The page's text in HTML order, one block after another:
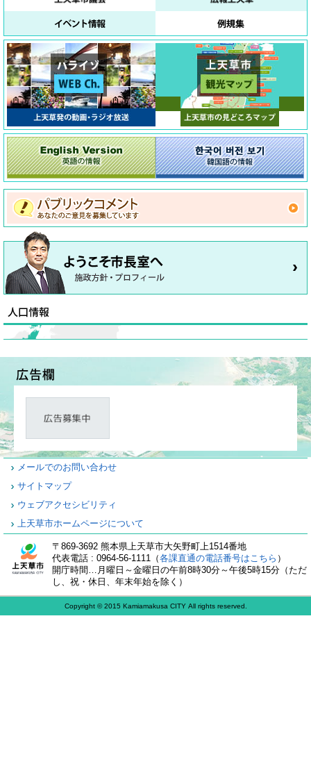
メールでのお問い合わせ
サイトマップ
ウェブアクセシビリティ
上天草市ホームページについて
〒869-3692 熊本県上天草市大矢野町上1514番地
代表電話 : 0964-56-1111（各課直通の電話番号はこちら ）
開庁時間…月曜日～金曜日の午前8時30分～午後5時15分（ただ
し、祝・休日、年末年始を除く）
Copyright © 2015 Kamiamakusa CITY All rights reserved.